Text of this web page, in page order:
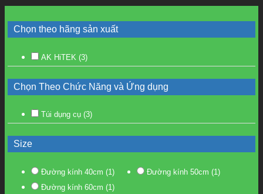
Chọn theo hãng sản xuất
AK HiTEK (3)
Chọn Theo Chức Năng và Ứng dụng
Túi dụng cụ (3)
Size
Đường kính 40cm (1) Đường kính 50cm (1)
Đường kính 60cm (1)